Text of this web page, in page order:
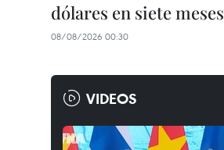
dólares en siete meses
08/08/2026 00:30
VIDEOS